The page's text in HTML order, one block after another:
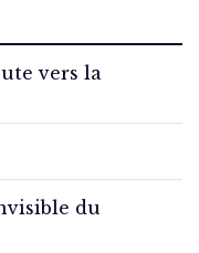
vers la
du